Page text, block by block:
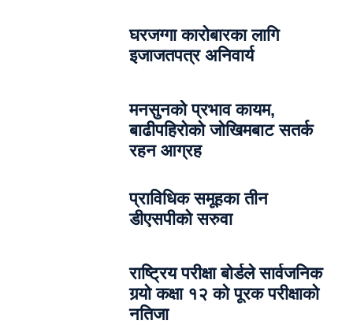
घरजग्गा कारोबारका लागि
इजाजतपत्र अनिवार्य
मनसुनको प्रभाव कायम,
बाढीपहिरोको जोखिमबाट सतर्क
रहन आग्रह
प्राविधिक समूहका तीन
डीएसपीको सरुवा
राष्ट्रिय परीक्षा बोर्डले सार्वजनिक
गर्‍यो कक्षा १२ को पूरक परीक्षाको
नतिजा